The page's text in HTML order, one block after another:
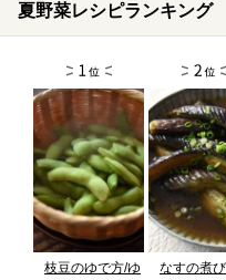
夏野菜レシピランキング
枝豆のゆで方/ゆ
なすの煮